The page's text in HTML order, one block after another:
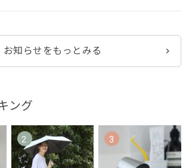
お知らせをもっとみる
ング
2 3